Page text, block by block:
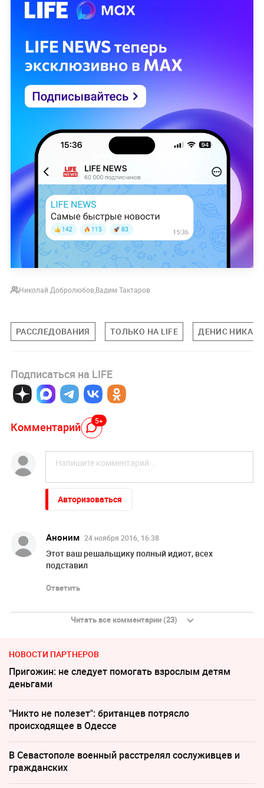
Николай Добролюбов Вадим Тактаров
РАССЛЕДОВАНИЯ ТОЛЬКО НА LIFE ДЕНИС
Подписаться на LIFE
Комментарий 5+
Авторизоваться
Аноним 24 ноября 2016, 16:38
Этот ваш решальщику полный идиот, всех
подставил
Ответить
Читать все комментарии (23)
НОВОСТИ ПАРТНЕРОВ
Пригожин: не следует помогать взрослым детям
деньгами
"Никто не полезет": британцев потрясло
происходящее в Одессе
В Севастополе военный расстрелял сослуживцев и
гражданских